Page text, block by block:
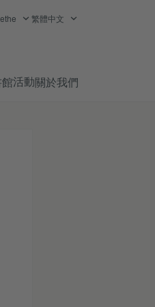
繁體中文
活動關於我們